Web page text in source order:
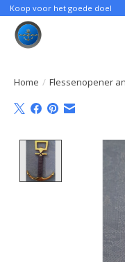
Koop voor het goede doel
Home / Flessenopener
Product